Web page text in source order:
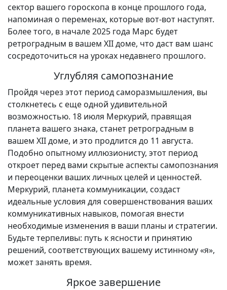
сектор вашего гороскопа в конце прошлого года,
напоминая о переменах, которые вот-вот наступят.
Более того, в начале 2025 года Марс будет
ретроградным в вашем XII доме, что даст вам шанс
сосредоточиться на уроках недавнего прошлого.
Углубляя самопознание
Пройдя через этот период саморазмышления, вы
столкнетесь с еще одной удивительной
возможностью. 18 июля Меркурий, правящая
планета вашего знака, станет ретроградным в
вашем XII доме, и это продлится до 11 августа.
Подобно опытному иллюзионисту, этот период
откроет перед вами скрытые аспекты самопознания
и переоценки ваших личных целей и ценностей.
Меркурий, планета коммуникации, создаст
идеальные условия для совершенствования ваших
коммуникативных навыков, помогая внести
необходимые изменения в ваши планы и стратегии.
Будьте терпеливы: путь к ясности и принятию
решений, соответствующих вашему истинному «я»,
может занять время.
Яркое завершение